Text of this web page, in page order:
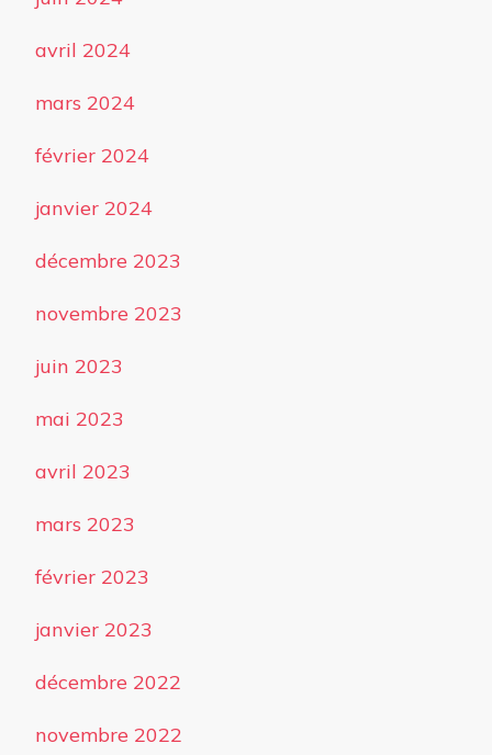
avril 2024
mars 2024
février 2024
janvier 2024
décembre 2023
novembre 2023
juin 2023
mai 2023
avril 2023
mars 2023
février 2023
janvier 2023
décembre 2022
novembre 2022